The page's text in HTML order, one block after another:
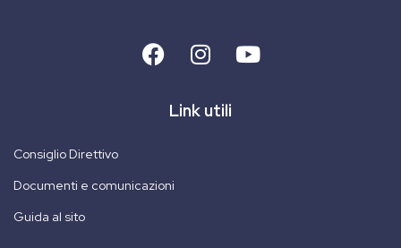
Link utili
Consiglio Direttivo
Documenti e comunicazioni
Guida al sito